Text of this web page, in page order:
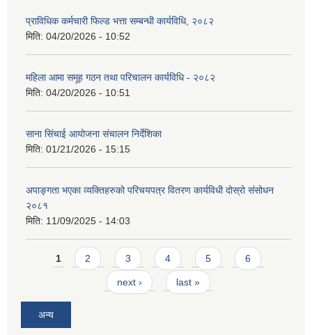
प्राविधिक कर्मचारी फिल्ड भत्ता सम्बन्धी कार्यविधि, २०८२
मिति: 04/20/2026 - 10:52
महिला आमा समूह गठन तथा परिचालन कार्यविधि - २०८२
मिति: 04/20/2026 - 10:51
साना सिंचाई आयोजना संचालन निर्देशिका
मिति: 01/21/2026 - 15:15
अपाङ्गता भएका व्यक्तिहरुको परिचयपत्र वितरण कार्यविधी दोस्रो संसोधन
२०८१
मिति: 11/09/2025 - 14:03
Pages
1 2 3 4 5 6
next › last »
अन्य